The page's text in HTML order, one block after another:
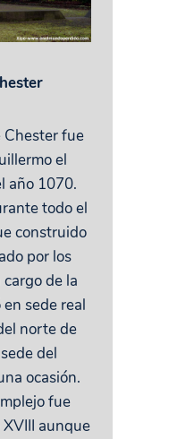
Chester fue
el
año 1070.
todo el
construido
por los
de la
sede real
norte de
del
ocasión.
fue
aunque